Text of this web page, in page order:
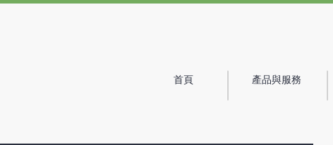
首頁 產品與服務